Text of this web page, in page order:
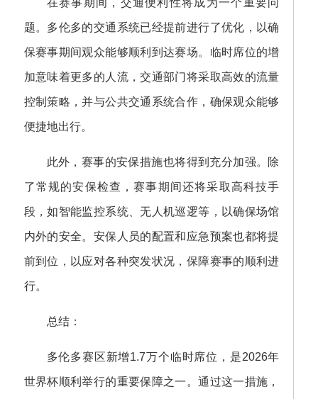
题。多伦多的交通系统已经提前进行了优化，以确
保赛事期间观众能够顺利到达赛场。临时席位的增
加意味着更多的人流，交通部门将采取高效的流量
控制策略，并与公共交通系统合作，确保观众能够
便捷地出行。
此外，赛事的安保措施也将得到充分加强。除
了常规的安保检查，赛事期间还将采取高科技手
段，如智能监控系统、无人机巡逻等，以确保场馆
内外的安全。安保人员的配置和应急预案也都将提
前到位，以应对各种突发状况，保障赛事的顺利进
行。
总结：
多伦多赛区新增1.7万个临时席位，是2026年
世界杯顺利举行的重要保障之一。通过这一措施，